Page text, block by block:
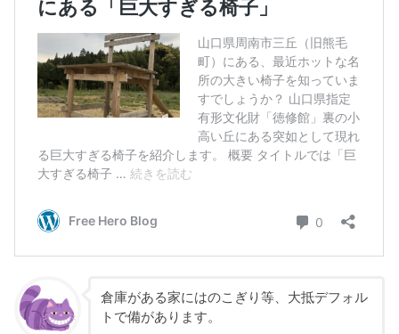
倉庫がある家にはのこぎり等、大抵デフォル
トで備があります。